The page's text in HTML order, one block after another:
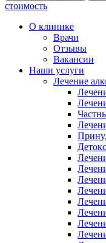
стоимость
О клинике
Врачи
Отзывы
Вакансии
Наши услуги
Лечение